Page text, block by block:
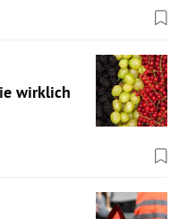
wirklich